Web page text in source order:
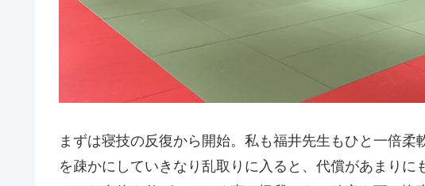
まずは寝技の反復から開始。私も福井先生もひと一倍
を疎かにしていきなり乱取りに入ると、代償があまりに